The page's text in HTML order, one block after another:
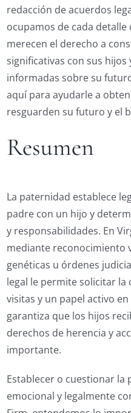
redacción de acuerdos
ocupamos de cada
merecen el derecho a
significativas con sus
informadas sobre su
aquí para ayudarle a
resguarden su futuro y el
Resumen
La paternidad establece
padre con un hijo y
y responsabilidades. En
mediante reconocimiento
genéticas u órdenes
legal le permite solicitar la
visitas y un papel activo
garantiza que los hijos
derechos de herencia y
importante.
Establecer o cuestionar la
emocional y legalmente